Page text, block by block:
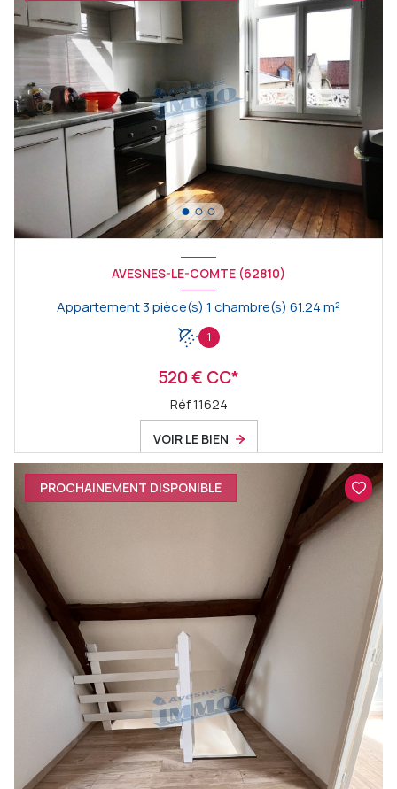
AVESNES-LE-COMTE (62810)
Appartement 3 pièce(s) 1 chambre(s) 61.24 m²
1
520 € CC*
Réf 11624
VOIR LE BIEN
PROCHAINEMENT DISPONIBLE